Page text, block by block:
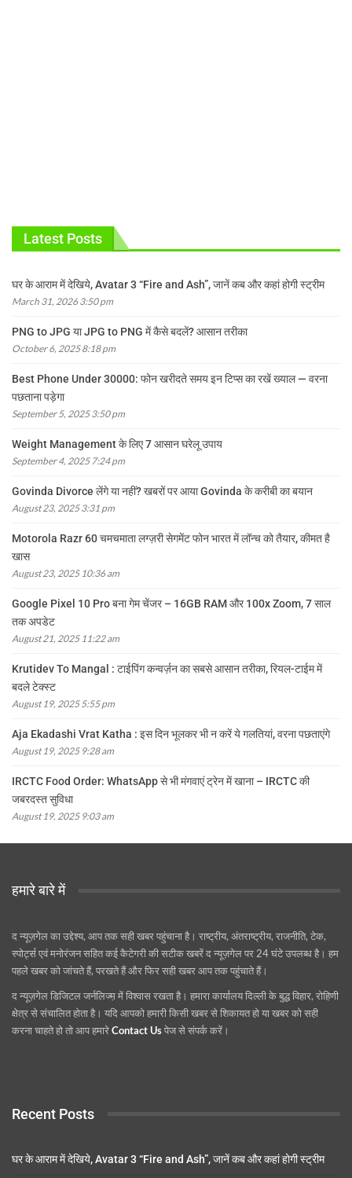
Latest Posts
घर के आराम में देखिये, Avatar 3 “Fire and Ash”, जानें कब और कहां होगी स्ट्रीम
March 31, 2026 3:50 pm
PNG to JPG या JPG to PNG में कैसे बदलें? आसान तरीका
October 6, 2025 8:18 pm
Best Phone Under 30000: फोन खरीदते समय इन टिप्स का रखें ख्याल — वरना
पछताना पड़ेगा
September 5, 2025 3:50 pm
Weight Management के लिए 7 आसान घरेलू उपाय
September 4, 2025 7:24 pm
Govinda Divorce लेंगे या नहीं? खबरों पर आया Govinda के करीबी का बयान
August 23, 2025 3:31 pm
Motorola Razr 60 चमचमाता लग्ज़री सेगमेंट फोन भारत में लॉन्च को तैयार, कीमत है
खास
August 23, 2025 10:36 am
Google Pixel 10 Pro बना गेम चेंजर – 16GB RAM और 100x Zoom, 7 साल
तक अपडेट
August 21, 2025 11:22 am
Krutidev To Mangal : टाईपिंग कन्वर्ज़न का सबसे आसान तरीका, रियल-टाईम में
बदले टेक्स्ट
August 19, 2025 5:55 pm
Aja Ekadashi Vrat Katha : इस दिन भूलकर भी न करें ये गलतियां, वरना पछताएंगे
August 19, 2025 9:28 am
IRCTC Food Order: WhatsApp से भी मंगवाएं ट्रेन में खाना – IRCTC की
जबरदस्त सुविधा
August 19, 2025 9:03 am
हमारे बारे में
द न्यूज़गेल का उद्देश्य, आप तक सही खबर पहुंचाना है। राष्ट्रीय, अंतराष्ट्रीय, राजनीति, टेक,
स्पोर्ट्स एवं मनोरंजन सहित कई कैटेगरी की सटीक खबरें द न्यूज़गेल पर 24 घंटे उपलब्ध है। हम
पहले खबर को जांचते हैं, परखते हैं और फिर सही खबर आप तक पहुंचाते हैं।
द न्यूज़गेल डिजिटल जर्नलिज्म़ में विश्वास रखता है। हमारा कार्यालय दिल्ली के बुद्ध विहार, रोहिणी
क्षेत्र से संचालित होता है। यदि आपको हमारी किसी खबर से शिकायत हो या खबर को सही
करना चाहते हो तो आप हमारेContact Usपेज से संपर्क करें।
Recent Posts
घर के आराम में देखिये, Avatar 3 “Fire and Ash”, जानें कब और कहां होगी स्ट्रीम